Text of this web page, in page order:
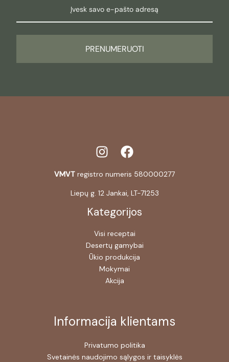
PRENUMERUOTI
VMVT registro numeris 580000277
Liepų g. 12 Jankai, LT-71253
Kategorijos
Visi receptai
Desertų gamybai
Ūkio produkcija
Mokymai
Akcija
Informacija klientams
Privatumo politika
Svetainės naudojimo sąlygos ir taisyklės